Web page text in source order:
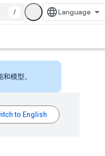
/
模型。